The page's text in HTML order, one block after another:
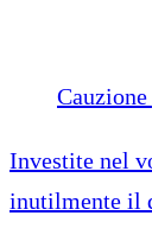
Investite nel
inutilmente il